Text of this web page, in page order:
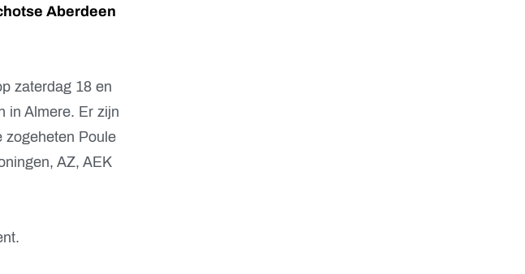
Aberdeen
zaterdag 18 en
in Almere. Er zijn
zogeheten Poule
AZ, AEK